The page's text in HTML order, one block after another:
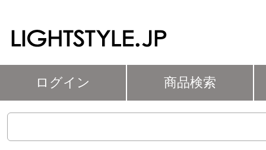
ログイン 商品検索